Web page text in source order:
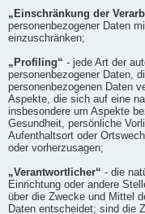
„Einschränkung der
personenbezogener Daten
einzuschränken;
„Profiling“ - jede Art der
personenbezogener Daten,
personenbezogenen Daten
Aspekte, die sich auf eine
insbesondere um Aspekte
Gesundheit, persönliche
Aufenthaltsort oder
oder vorherzusagen;
„Verantwortlicher“ - die
Einrichtung oder andere
über die Zwecke und Mittel
Daten entscheidet; sind die